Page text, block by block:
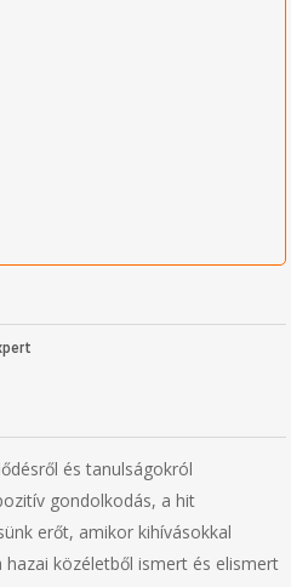
és tanulságokról
gondolkodás, a hit
erőt, amikor kihívásokkal
közéletből ismert és elismert